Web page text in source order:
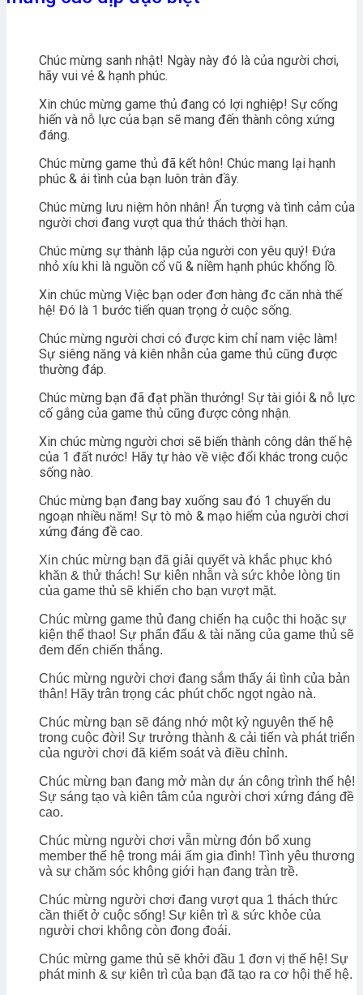
Chúc mừng sanh nhật! Ngày này đó là của người chơi,
hãy vui vẻ & hạnh phúc.
Xin chúc mừng game thủ đang có lợi nghiệp! Sự cống
hiến và nỗ lực của bạn sẽ mang đến thành công xứng
đáng.
Chúc mừng game thủ đã kết hôn! Chúc mang lại hạnh
phúc & ái tình của bạn luôn tràn đầy.
Chúc mừng lưu niệm hôn nhân! Ấn tượng và tình cảm của
người chơi đang vượt qua thử thách thời hạn.
Chúc mừng sự thành lập của người con yêu quý! Đứa
nhỏ xíu khi là nguồn cổ vũ & niềm hạnh phúc khổng lồ.
Xin chúc mừng Việc bạn oder đơn hàng đc căn nhà thế
hệ! Đó là 1 bước tiến quan trọng ở cuộc sống.
Chúc mừng người chơi có được kim chỉ nam việc làm!
Sự siêng năng và kiên nhẫn của game thủ cũng được
thường đáp.
Chúc mừng bạn đã đạt phần thưởng! Sự tài giỏi & nỗ lực
cố gắng của game thủ cũng được công nhận.
Xin chúc mừng người chơi sẽ biến thành công dân thế hệ
của 1 đất nước! Hãy tự hào về việc đổi khác trong cuộc
sống nào.
Chúc mừng bạn đang bay xuống sau đó 1 chuyến du
ngoạn nhiều năm! Sự tò mò & mạo hiểm của người chơi
xứng đáng đề cao.
Xin chúc mừng bạn đã giải quyết và khắc phục khó
khăn & thử thách! Sự kiên nhẫn và sức khỏe lòng tin
của game thủ sẽ khiến cho bạn vượt mặt.
Chúc mừng game thủ đang chiến hạ cuộc thi hoặc sự
kiện thể thao! Sự phấn đấu & tài năng của game thủ sẽ
đem đến chiến thắng.
Chúc mừng người chơi đang sắm thấy ái tình của bản
thân! Hãy trân trọng các phút chốc ngọt ngào nà.
Chúc mừng bạn sẽ đáng nhớ một kỷ nguyên thế hệ
trong cuộc đời! Sự trưởng thành & cải tiến và phát triển
của người chơi đã kiểm soát và điều chỉnh.
Chúc mừng bạn đang mở màn dự án công trình thế hệ!
Sự sáng tạo và kiên tâm của người chơi xứng đáng đề
cao.
Chúc mừng người chơi vẫn mừng đón bổ xung
member thế hệ trong mái ấm gia đình! Tình yêu thương
và sự chăm sóc không giới hạn đang tràn trề.
Chúc mừng người chơi đang vượt qua 1 thách thức
cần thiết ở cuộc sống! Sự kiên trì & sức khỏe của
người chơi không còn đong đoái.
Chúc mừng game thủ sẽ khởi đầu 1 đơn vị thế hệ! Sự
phát minh & sự kiên trì của bạn đã tạo ra cơ hội thế hệ.